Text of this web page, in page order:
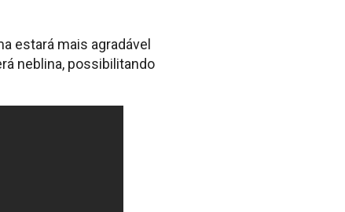
estará mais agradável
neblina, possibilitando